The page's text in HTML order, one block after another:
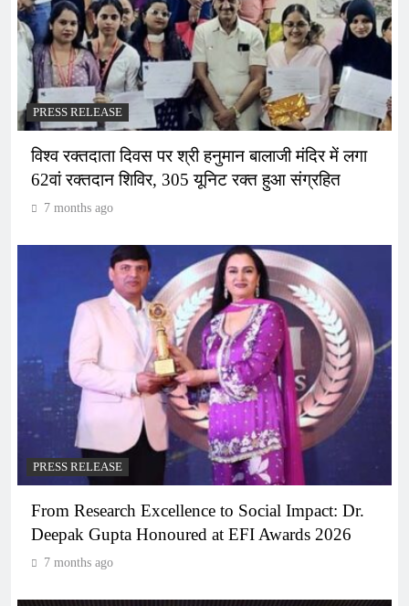
PRESS RELEASE
विश्व रक्तदाता दिवस पर श्री हनुमान बालाजी मंदिर में लगा
62वां रक्तदान शिविर, 305 यूनिट रक्त हुआ संग्रहित
7 months ago
PRESS RELEASE
From Research Excellence to Social Impact: Dr.
Deepak Gupta Honoured at EFI Awards 2026
7 months ago